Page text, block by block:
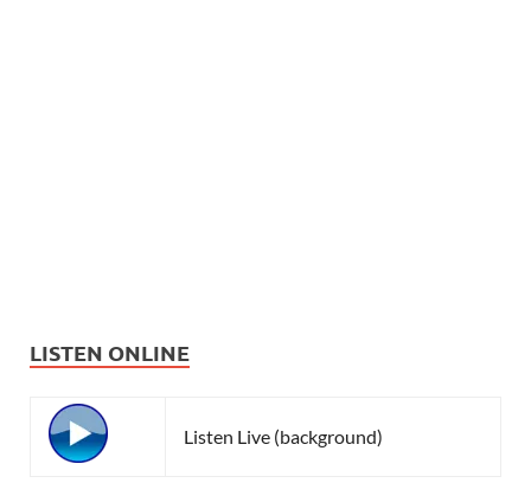
LISTEN ONLINE
Listen Live (background)